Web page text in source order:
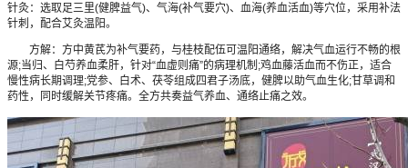
针灸：选取足三里(健脾益气)、气海(补气要穴)、血海(养血活血)等穴位，采用补法
针刺，配合艾灸温阳。
方解：方中黄芪为补气要药，与桂枝配伍可温阳通络，解决气血运行不畅的根
源;当归、白芍养血柔肝，针对“血虚则痛”的病理机制;鸡血藤活血而不伤正，适合
慢性病长期调理;党参、白术、茯苓组成四君子汤底，健脾以助气血生化;甘草调和
药性，同时缓解关节疼痛。全方共奏益气养血、通络止痛之效。